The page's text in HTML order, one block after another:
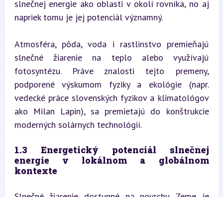
slnečnej energie ako oblasti v okolí rovníka, no aj
napriek tomu je jej potenciál významný.
Atmosféra, pôda, voda i rastlinstvo premieňajú
slnečné žiarenie na teplo alebo využívajú
fotosyntézu. Práve znalosti tejto premeny,
podporené výskumom fyziky a ekológie (napr.
vedecké práce slovenských fyzikov a klimatológov
ako Milan Lapin), sa premietajú do konštrukcie
moderných solárnych technológií.
1.3 Energetický potenciál slnečnej
energie v lokálnom a globálnom
kontexte